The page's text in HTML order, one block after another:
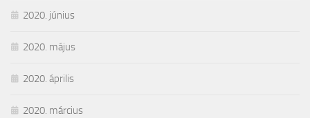
2020. június
2020. május
2020. április
2020. március